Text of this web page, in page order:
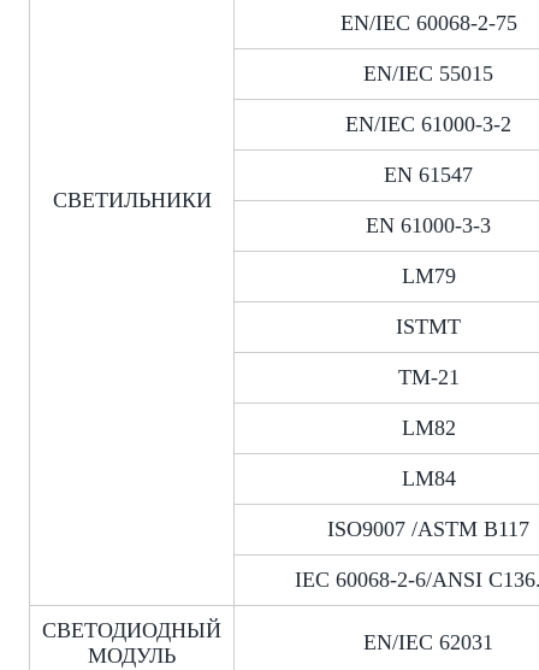
СВЕТИЛЬНИКИ
EN/IEC 60068-2-75
EN/IEC 55015
EN/IEC 61000-3-2
EN 61547
EN 61000-3-3
LM79
ISTMT
TM-21
LM82
LM84
ISO9007 /ASTM B117
IEC 60068-2-6/ANSI
СВЕТОДИОДНЫЙ
МОДУЛЬ
EN/IEC 62031